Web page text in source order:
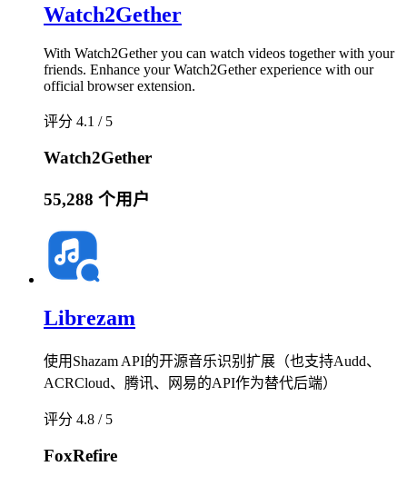
Watch2Gether
With Watch2Gether you can watch videos together with your
friends. Enhance your Watch2Gether experience with our
official browser extension.
评分 4.1 / 5
Watch2Gether
55,288 个用户
Librezam
使用Shazam API的开源音乐识别扩展（也支持Audd、
ACRCloud、腾讯、网易的API作为替代后端）
评分 4.8 / 5
FoxRefire